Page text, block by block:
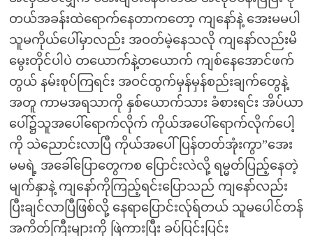
တယ်အခန်းထဲရောက်နေတာကတော့ ကျနော်နဲ့ အေးမမပါ
သူမကိုယ်ပေါ်မှာလည်း အဝတ်မဲ့နေသလို ကျနော်လည်းမိ
မွေးတိုင်ပါပဲ တယောက်နဲ့တယောက် ကျစ်နေအောင်ဖက်
တွယ် နမ်းစုပ်ကြရင်း အဝင်ထွက်မှန်မှန်စည်းချက်တွေနဲ့
အတူ ကာမအရသာကို နှစ်ယောက်သား ခံစားရင်း အိပ်ယာ
ပေါ်၌သူအပေါ်ရောက်လိုက် ကိုယ်အပေါ်ရောက်လိုက်ပေါ့
ကို သဲညောင်းလာပြီ ကိုယ်အပေါ်ပြန်တတ်အုံးကွာ”အေး
မမရဲ့ အခေါ်ပြောတွေကစ ပြောင်းလဲလို့ ရမ္မတ်ပြည့်နေတဲ့
မျက်နှာနဲ့ ကျနော်ကိုကြည့်ရင်းပြောသည် ကျနော်လည်း
ပြီးချင်လာပြီဖြစ်လို့ နေရာပြောင်းလ်ုရ်တယ် သူမပေါင်တန်
အကိတ်ကြီးများကို ဖြဲကားပြီး ခပ်ပြင်းပြင်း